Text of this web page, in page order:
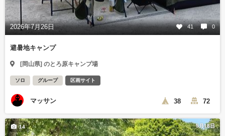
2026年7月26日 41 0
避暑地キャンプ
[岡山県] のとろ原キャンプ場
ソロ グループ 区画サイト
マッサン 38 72
5月18日
14